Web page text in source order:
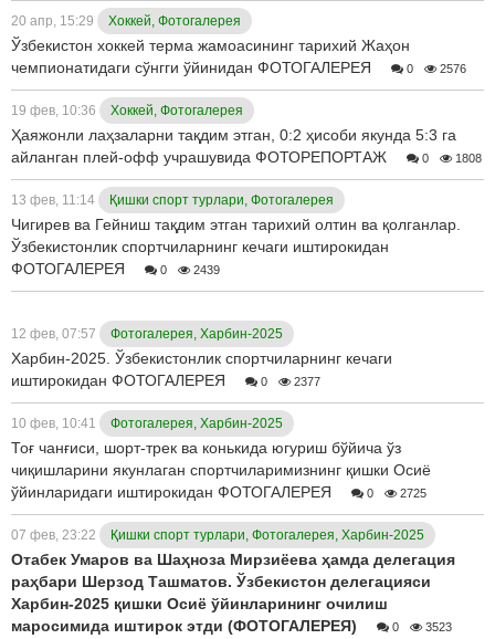
20 апр, 15:29 Хоккей, Фотогалерея
Ўзбекистон хоккей терма жамоасининг тарихий Жаҳон
чемпионатидаги сўнгги ўйинидан ФОТОГАЛЕРЕЯ
0 2576
19 фев, 10:36 Хоккей, Фотогалерея
Ҳаяжонли лаҳзаларни тақдим этган, 0:2 ҳисоби якунда 5:3 га
айланган плей-офф учрашувида ФОТОРЕПОРТАЖ
0 1808
13 фев, 11:14 Қишки спорт турлари, Фотогалерея
Чигирев ва Гейниш тақдим этган тарихий олтин ва қолганлар.
Ўзбекистонлик спортчиларнинг кечаги иштирокидан
ФОТОГАЛЕРЕЯ
0 2439
12 фев, 07:57 Фотогалерея, Харбин-2025
Харбин-2025. Ўзбекистонлик спортчиларнинг кечаги
иштирокидан ФОТОГАЛЕРЕЯ
0 2377
10 фев, 10:41 Фотогалерея, Харбин-2025
Тоғ чанғиси, шорт-трек ва конькида югуриш бўйича ўз
чиқишларини якунлаган спортчиларимизнинг қишки Осиё
ўйинларидаги иштирокидан ФОТОГАЛЕРЕЯ
0 2725
07 фев, 23:22 Қишки спорт турлари, Фотогалерея, Харбин-2025
Отабек Умаров ва Шаҳноза Мирзиёева ҳамда делегация
раҳбари Шерзод Ташматов. Ўзбекистон делегацияси
Харбин-2025 қишки Осиё ўйинларининг очилиш
маросимида иштирок этди (ФОТОГАЛЕРЕЯ)
0 3523